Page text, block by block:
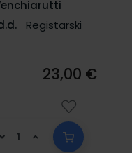
Registarski
23,00 €